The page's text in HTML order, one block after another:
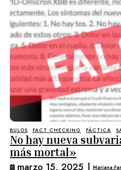
BULOS FACT CHECKING FÁCTICA
No hay nueva
más mortal»
marzo 15, 2025 | Mariana